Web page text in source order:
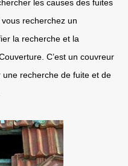
les causes des fuites
recherchez un
la recherche et la
C’est un couvreur
recherche de fuite et de